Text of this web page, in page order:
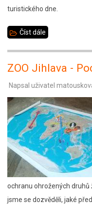
ročník
turistického dne.
Číst dále
Miniházené
ZOO Jihlava -
Napsal uživatel
ochranu ohrožených druhů
jsme se dozvěděli, jaké